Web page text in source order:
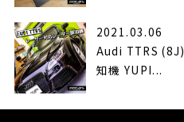
2021.03.06
Audi TTRS
知機 YUPI...